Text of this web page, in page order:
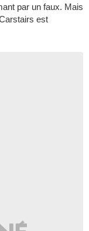
par un faux. Mais
est